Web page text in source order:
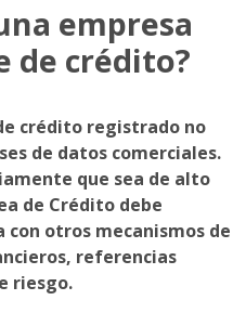
empresa
de crédito?
crédito registrado no
de datos comerciales.
que sea de alto
de Crédito debe
con otros mecanismos de
referencias
riesgo.